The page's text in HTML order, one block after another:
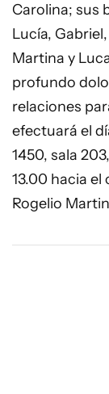
Carolina; sus
Lucía,
Martina y
profundo
relaciones
efectuará el
1450, sala
13.00 hacia
Rogelio